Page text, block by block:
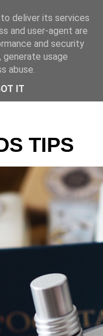
TIPS
deliver its services
and user-agent are
and security
usage
abuse.
IT